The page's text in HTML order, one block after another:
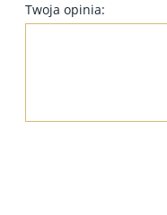
Twoja opinia: